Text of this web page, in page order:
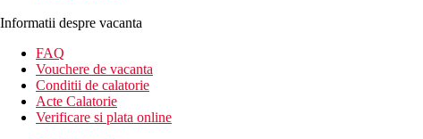
Informatii despre vacanta
FAQ
Vouchere de vacanta
Conditii de calatorie
Acte Calatorie
Verificare si plata online